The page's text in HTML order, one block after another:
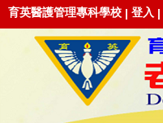
育英醫護管理專科學校 | 登入 |